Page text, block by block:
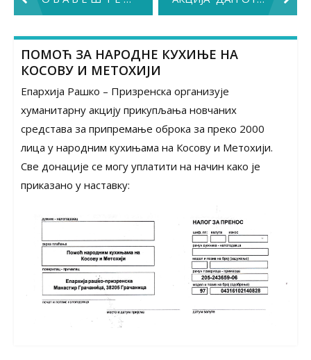
navigation
ПОМОЋ ЗА НАРОДНЕ КУХИЊЕ НА
КОСОВУ И МЕТОХИЈИ
Епархија Рашко – Призренска организује
хуманитарну акцију прикупљања новчаних
средстава за припремање оброка за преко 2000
лица у народним кухињама на Косову и Метохији.
Све донације се могу уплатити на начин како је
приказано у наставку: